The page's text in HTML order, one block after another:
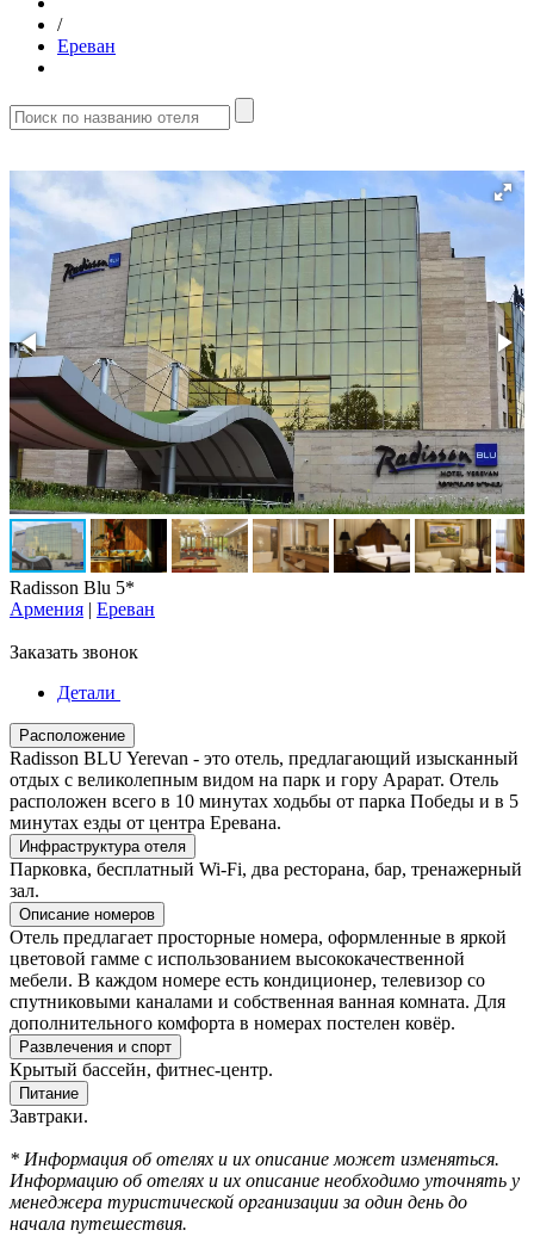
/
Ереван
Radisson Blu 5*
Армения | Ереван
Заказать звонок
Детали
Расположение
Radisson BLU Yerevan - это отель, предлагающий изысканный
отдых с великолепным видом на парк и гору Арарат. Отель
расположен всего в 10 минутах ходьбы от парка Победы и в 5
минутах езды от центра Еревана.
Инфраструктура отеля
Парковка, бесплатный Wi-Fi, два ресторана, бар, тренажерный
зал.
Описание номеров
Отель предлагает просторные номера, оформленные в яркой
цветовой гамме с использованием высококачественной
мебели. В каждом номере есть кондиционер, телевизор со
спутниковыми каналами и собственная ванная комната. Для
дополнительного комфорта в номерах постелен ковёр.
Развлечения и спорт
Крытый бассейн, фитнес-центр.
Питание
Завтраки.
* Информация об отелях и их описание может изменяться.
Информацию об отелях и их описание необходимо уточнять у
менеджера туристической организации за один день до
начала путешествия.